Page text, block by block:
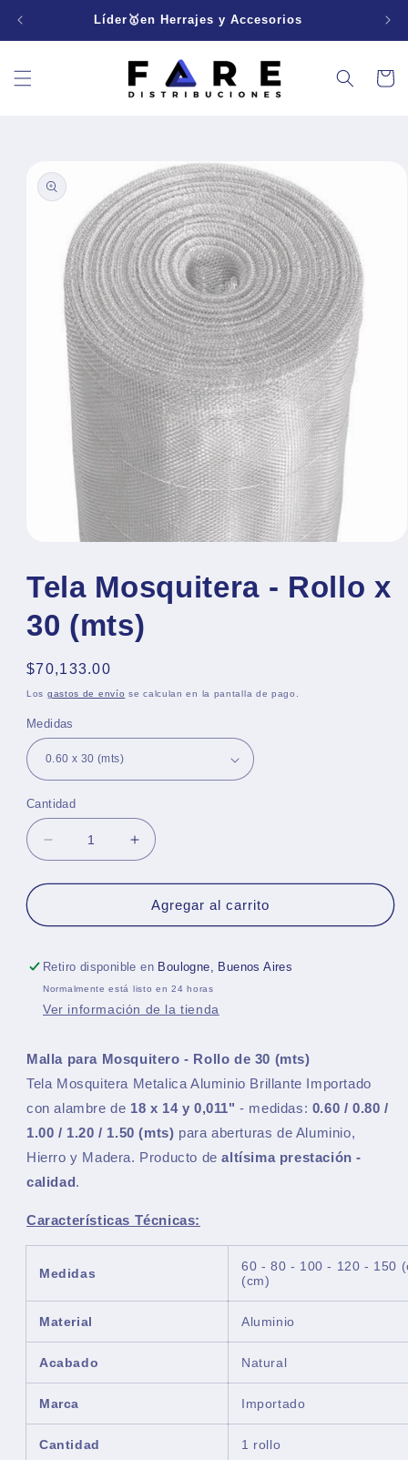
directamenteLíder🥇en Herrajes y Accesorios
Carrito
información
del producto
multimedia
una
ventana
Tela Mosquitera - Rollo x
30 (mts)
Precio
habitual
$70,133.00
Los gastos de envío se calculan en la pantalla de pago.
Medidas
Cantidad
Reducir
cantidad
para
Mosquitera
Rollo
x
30
(mts)
Aumentar
cantidad
para
Tela
Mosquitera
Rollo
x
30
(mts)
Agregar al carrito
Retiro disponible en Boulogne, Buenos Aires
Normalmente está listo en 24 horas
Ver información de la tienda
Malla para Mosquitero - Rollo de 30 (mts)
Tela Mosquitera Metalica Aluminio Brillante Importado
con alambre de 18 x 14 y 0,011" - medidas: 0.60 / 0.80 /
1.00 / 1.20 / 1.50 (mts) para aberturas de Aluminio,
Hierro y Madera. Producto dealtísima prestación -
calidad.
Características Técnicas:
Medidas
60 - 80 - 100 - 120 - 150
(cm)
Material Aluminio
Acabado Natural
Marca Importado
Cantidad 1 rollo